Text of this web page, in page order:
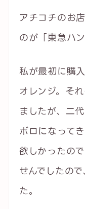
アチコチのお
のが「東急ハ
私が最初に購
オレンジ。そ
ましたが、二
ボロになって
欲しかったの
せんでしたの
た。